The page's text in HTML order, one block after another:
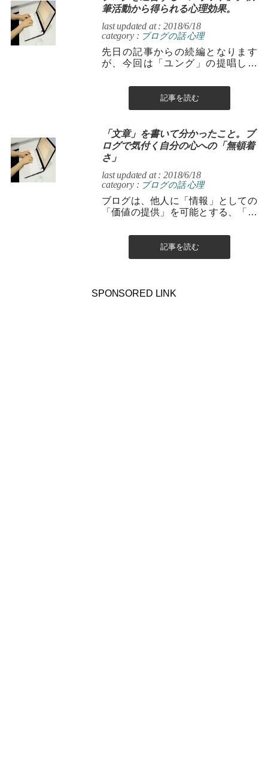
筆活動から得られる心理効果。
last updated at : 2018/6/18
category : ブログの話 心理
先日の記事からの続編となります
が、今回は「ユング」の提唱した
僕は、ブログを利用して「文章を書
く」というこ...記事を読む
「文章」を書いて分かったこと。ブ
ログで気付く自分の心への「無頓着
さ」
last updated at : 2018/6/18
category : ブログの話 心理
ブログは、他人に「情報」としての
「価値の提供」を可能とする、「身
的」な媒体。 有用な「発信ツール」
記事を読む
SPONSORED LINK